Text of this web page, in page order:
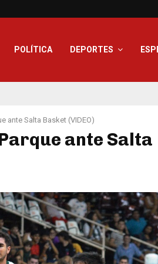
POLÍTICA DEPORTES
ante Salta Basket (VIDEO)
ante Salta